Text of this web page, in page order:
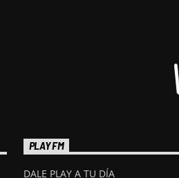
PLAY FM
DALE PLAY A TU DÍA